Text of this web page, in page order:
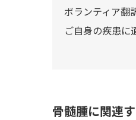
ボランティア翻
ご自身の疾患に
骨髄腫に関連